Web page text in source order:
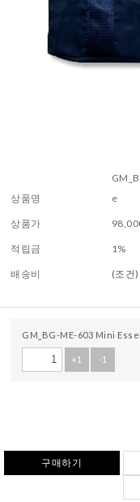
상품명
e
상품가
적립금 1%
배송비 (조건)
GM_BG-ME-603 Mini
+1 -1
구매하기